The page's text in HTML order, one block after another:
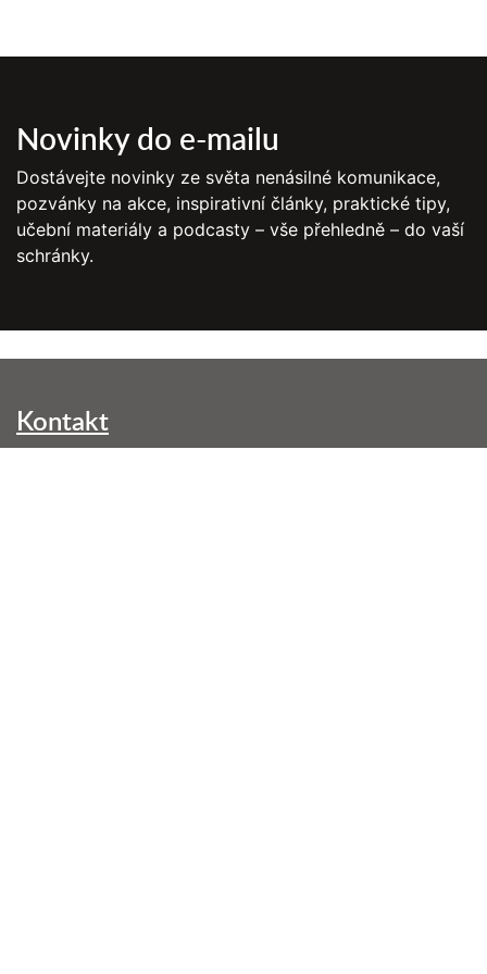
Novinky do e-mailu
Dostávejte novinky ze světa nenásilné komunikace,
pozvánky na akce, inspirativní články, praktické tipy,
učební materiály a podcasty – vše přehledně – do vaší
schránky.
Kontakt
NVC Brno, z. s.